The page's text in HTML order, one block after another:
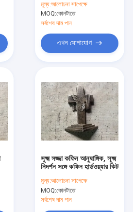
মূল্য:আলোচনা সাপেক্ষে
MOQ:কোনটাতে
সর্বশেষ দাম পান
এখন যোগাযোগ
সূক্ষ্ম সজ্জা কফিন আনুষাঙ্গিক, সূক্ষ্ম
নিদর্শন সঙ্গে কফিন হার্ডওয়্যার কিট
মূল্য:আলোচনা সাপেক্ষে
MOQ:কোনটাতে
সর্বশেষ দাম পান